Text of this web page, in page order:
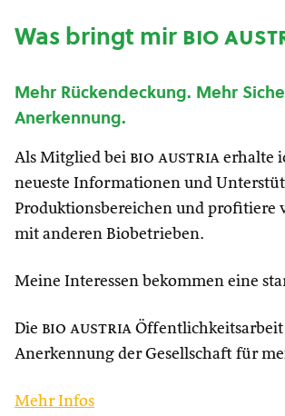
Was bringt mirbio
Mehr Rückendeckung. Mehr
Anerkennung.
Als Mitglied bei bio austria erhalte
neueste Informationen und
Produktionsbereichen und profitiere
mit anderen Biobetrieben.
Meine Interessen bekommen eine
Die bio austria
Anerkennung der Gesellschaft für
Mehr Infos